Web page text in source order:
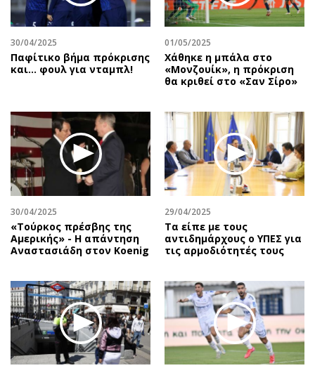
30/04/2025
Παφίτικο βήμα πρόκρισης
και… φουλ για νταμπλ!
01/05/2025
Χάθηκε η μπάλα στο
«Μονζουίκ», η πρόκριση
θα κριθεί στο «Σαν Σίρο»
30/04/2025
«Τούρκος πρέσβης της
Αμερικής» - Η απάντηση
Αναστασιάδη στον Koenig
29/04/2025
Τα είπε με τους
αντιδημάρχους ο ΥΠΕΣ για
τις αρμοδιότητές τους